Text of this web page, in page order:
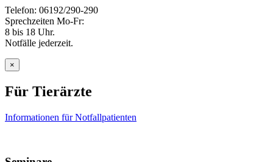
Telefon: 06192/290-290
Sprechzeiten Mo-Fr:
8 bis 18 Uhr.
Notfälle jederzeit.
×
Für Tierärzte
Informationen für Notfallpatienten